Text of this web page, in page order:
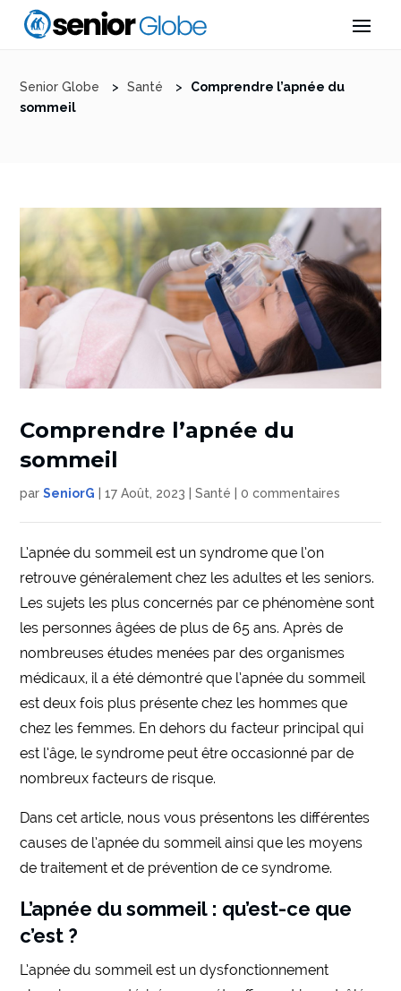
Senior Globe > Santé >
Comprendre l’apnée du
sommeil
Comprendre l’apnée du
sommeil
parSeniorG |17 Août, 2023 |Santé |0 commentaires
L’apnée du sommeil est un syndrome que l’on
retrouve généralement chez les adultes et les seniors.
Les sujets les plus concernés par ce phénomène sont
les personnes âgées de plus de 65 ans. Après de
nombreuses études menées par des organismes
médicaux, il a été démontré que l’apnée du sommeil
est deux fois plus présente chez les hommes que
chez les femmes. En dehors du facteur principal qui
est l’âge, le syndrome peut être occasionné par de
nombreux facteurs de risque.
Dans cet article, nous vous présentons les différentes
causes de l’apnée du sommeil ainsi que les moyens
de traitement et de prévention de ce syndrome.
L’apnée du sommeil : qu’est-ce que
c’est ?
L’apnée du sommeil est un dysfonctionnement